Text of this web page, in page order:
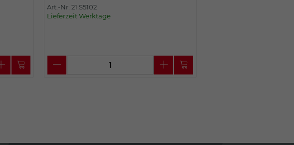
Art.-Nr. 21.S5102
Lieferzeit Werktage